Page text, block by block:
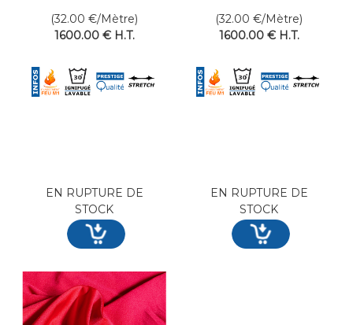
(32.00 €/Mètre)
1600.00 € H.T.
EN RUPTURE DE
STOCK
(32.00 €/Mètre)
1600.00 € H.T.
EN RUPTURE DE
STOCK